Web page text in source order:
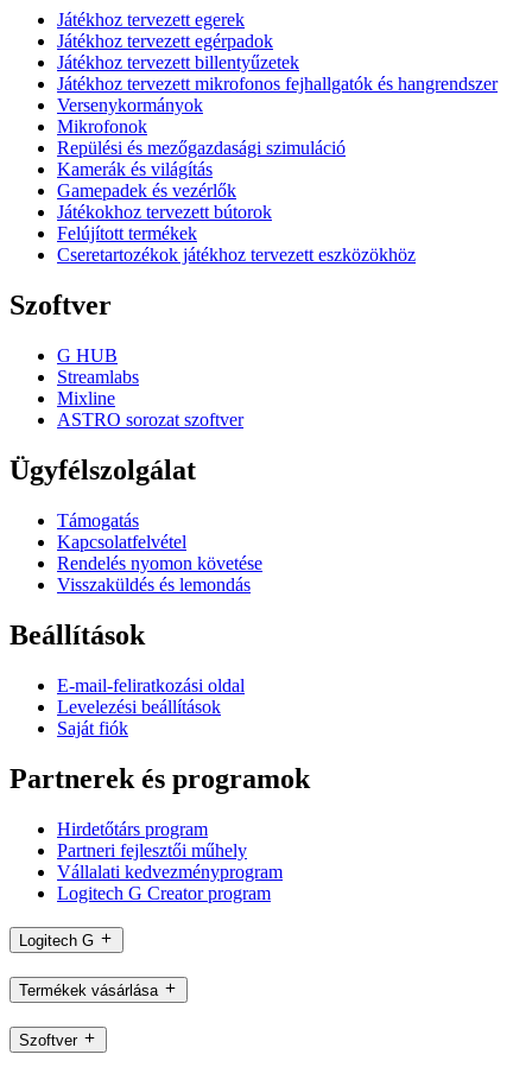
Játékhoz tervezett egerek
Játékhoz tervezett egérpadok
Játékhoz tervezett billentyűzetek
Játékhoz tervezett mikrofonos fejhallgatók és hangrendszer
Versenykormányok
Mikrofonok
Repülési és mezőgazdasági szimuláció
Kamerák és világítás
Gamepadek és vezérlők
Játékokhoz tervezett bútorok
Felújított termékek
Cseretartozékok játékhoz tervezett eszközökhöz
Szoftver
G HUB
Streamlabs
Mixline
ASTRO sorozat szoftver
Ügyfélszolgálat
Támogatás
Kapcsolatfelvétel
Rendelés nyomon követése
Visszaküldés és lemondás
Beállítások
E-mail-feliratkozási oldal
Levelezési beállítások
Saját fiók
Partnerek és programok
Hirdetőtárs program
Partneri fejlesztői műhely
Vállalati kedvezményprogram
Logitech G Creator program
Logitech G
Termékek vásárlása
Szoftver